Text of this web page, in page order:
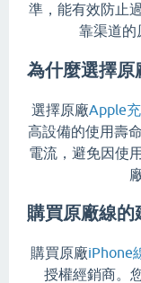
準，能有效防止
靠渠道的
為什麼選擇原
選擇原廠Apple
高設備的使用壽命
電流，避免因使
購買原廠線的
購買原廠iPhone
授權經銷商。